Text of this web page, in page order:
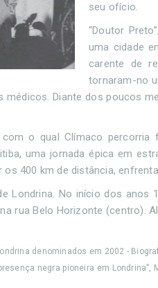
seu ofício.
“Doutor
uma cidade
carente de
tornaram-no
Diante dos poucos
o qual Clímaco percorria
uma jornada épica em
400 km de distância,
Londrina. No início dos anos
rua Belo Horizonte (centro).
denominados em 2002 -
negra pioneira em